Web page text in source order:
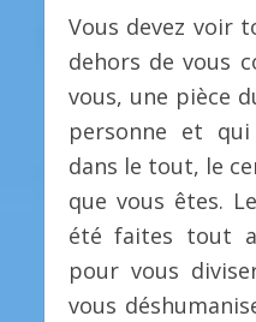
Vous devez voir
dehors de vous
vous, une pièce
personne et
dans le tout, le
que vous êtes.
été faites tout
pour vous
vous